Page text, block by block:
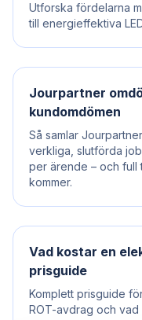
Utforska fördelarna
till energieffektiva
Jourpartner
kundomdömen
Så samlar
verkliga, slutförda
per ärende – och full
kommer.
Vad kostar en
prisguide
Komplett prisguide
ROT-avdrag och vad